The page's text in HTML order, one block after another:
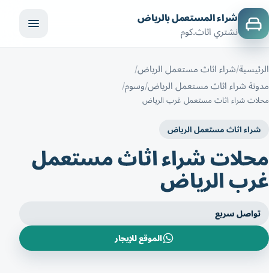
شراء المستعمل بالرياض
نشتري اثاث.كوم
الرئيسية شراء اثاث مستعمل الرياض
مدونة شراء اثاث مستعمل الرياض وسوم
محلات شراء اثاث مستعمل غرب الرياض
شراء اثاث مستعمل الرياض
محلات شراء اثاث مستعمل
غرب الرياض
تواصل سريع
الموقع للإيجار